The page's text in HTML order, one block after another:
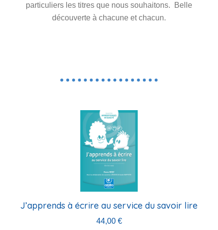
particuliers les titres que nous souhaitons. Belle
découverte à chacune et chacun.
J’apprends à écrire au service du savoir lire
44,00 €